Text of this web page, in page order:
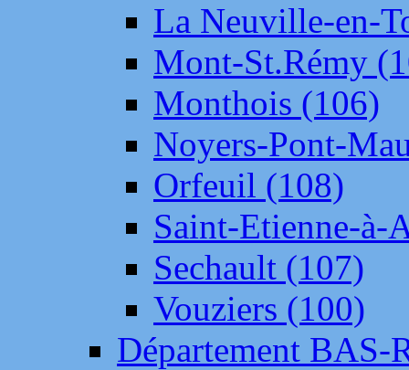
La Neuville-en-
Mont-St.Rémy
Monthois (106)
Noyers-Pont-
Orfeuil (108)
Saint-Etienne-à-
Sechault (107)
Vouziers (100)
Département BAS-